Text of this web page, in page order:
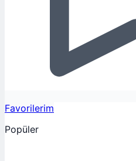
Favorilerim
Popüler